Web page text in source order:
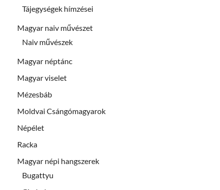
Tájegységek hímzései
Magyar naiv művészet
Naiv művészek
Magyar néptánc
Magyar viselet
Mézesbáb
Moldvai Csángómagyarok
Népélet
Racka
Magyar népi hangszerek
Bugattyu